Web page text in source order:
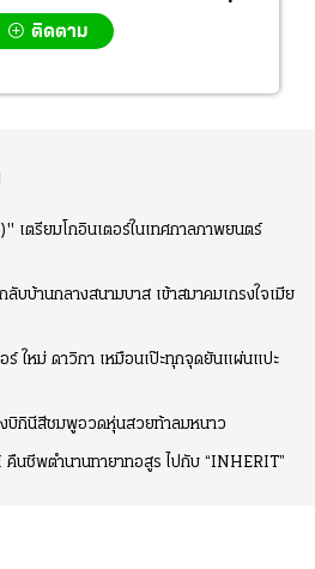
ติดตาม
ตรียมโกอินเตอร์ในเทศกาลภาพยนตร์
ลับบ้านกลางสนามบาส เข้าสมาคมเกรงใจเมีย
ใหม่ ดาวิกา เหมือนเป๊ะทุกจุดยันแผ่นแปะ
บิกินีสีชมพูอวดหุ่นสวยท้าลมหนาว
คืนชีพตำนานทายาทอสูร ไปกับ “INHERIT”